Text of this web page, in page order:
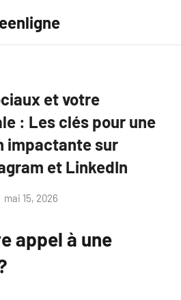
et votre
: Les clés pour une
impactante sur
et LinkedIn
mai 15, 2026
appel à une